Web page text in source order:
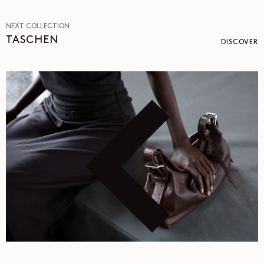
NEXT COLLECTION
TASCHEN DISCOVER